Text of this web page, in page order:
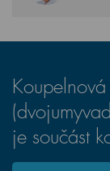
je součást